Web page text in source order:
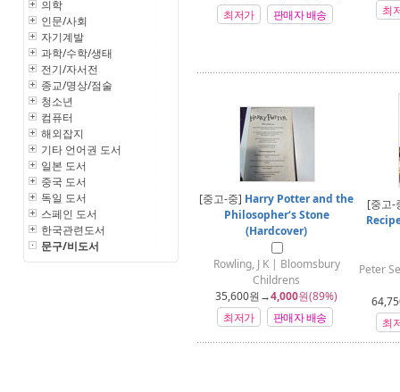
의학
인문/사회
자기계발
과학/수학/생태
전기/자서전
종교/명상/점술
청소년
컴퓨터
해외잡지
기타 언어권 도서
일본 도서
중국 도서
독일 도서
스페인 도서
한국관련도서
문구/비도서
최저가
판매자 배송
최
[중고-중] Harry Potter and the
Philosopher‘s Stone
(Hardcover)
Rowling, J K | Bloomsbury
Childrens
35,600원→4,000원(89%)
최저가
판매자 배송
[중고
Peter
최